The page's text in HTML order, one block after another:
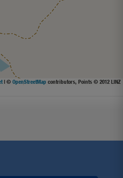
| © OpenStreetMap contributors, Points © 2012 LINZ